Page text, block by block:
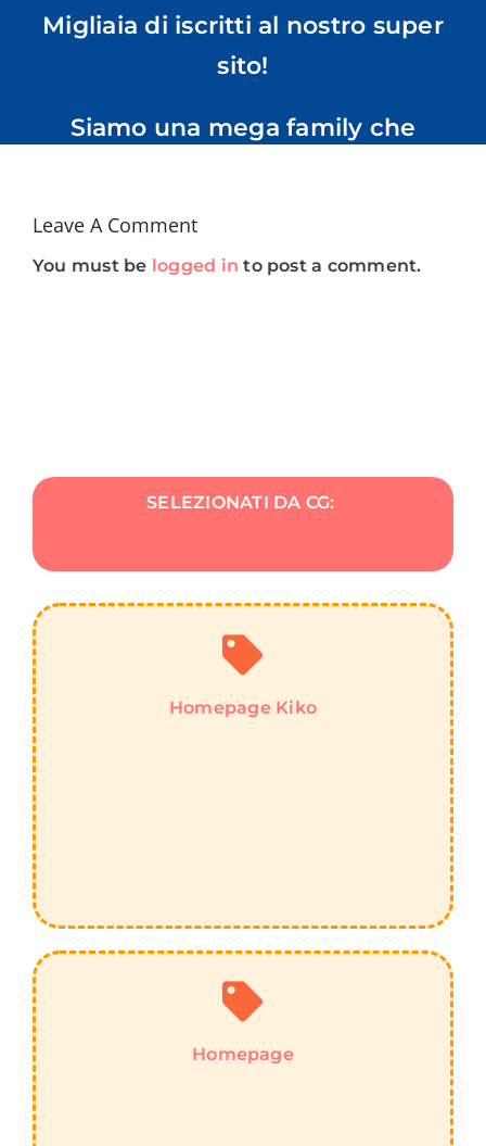
Migliaia di iscritti al nostro super
sito!
Siamo una mega family che
Leave A Comment
You must be logged in to post a comment.
SELEZIONATI DA CG:
Homepage Kiko
Homepage